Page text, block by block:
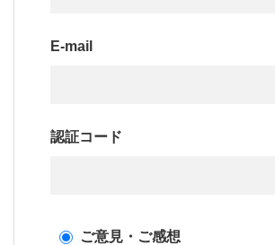
E-mail
認証コード
ご意見・ご感想